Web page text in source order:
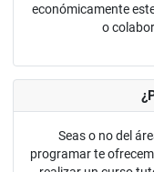
económicamente
o
Seas o no del
programar te